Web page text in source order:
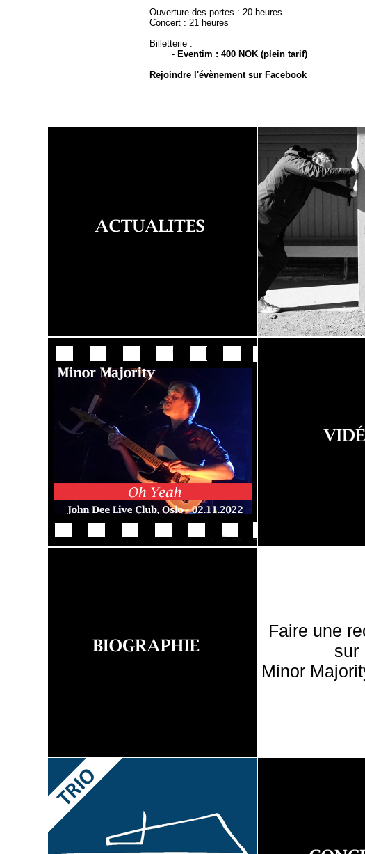
Ouverture des portes : 20 heures
Concert : 21 heures
Billetterie :
- Eventim : 400 NOK (plein tarif)
Rejoindre l'évènement sur Facebook
Faire une
sur
Minor